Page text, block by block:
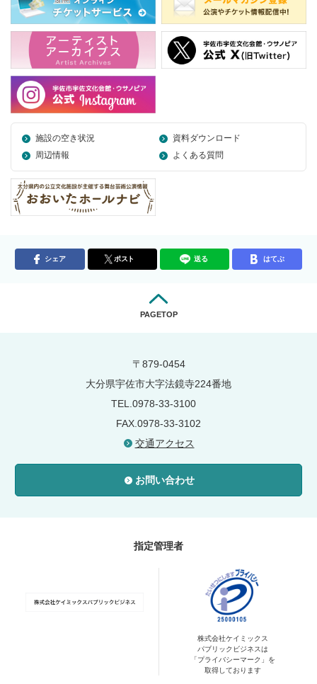
施設の空き状況
資料ダウンロード
周辺情報
よくある質問
シェア ポスト 送る はてぶ
PAGETOP
〒879-0454
大分県宇佐市大字法鏡寺224番地
TEL.0978-33-3100
FAX.0978-33-3102
交通アクセス
お問い合わせ
指定管理者
株式会社ケイミックス
パブリックビジネスは
「プライバシーマーク」を
取得しております